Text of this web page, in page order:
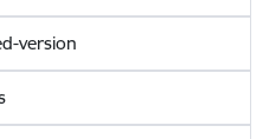
version